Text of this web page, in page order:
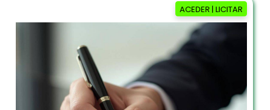
ACEDER | LICITAR